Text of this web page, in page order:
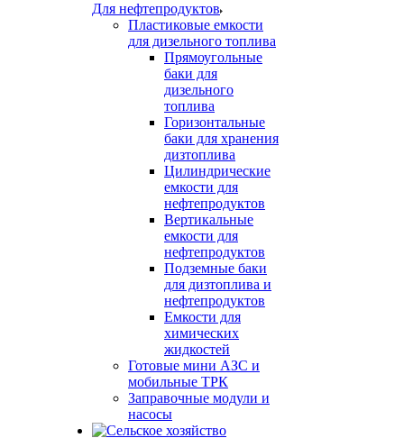
Для нефтепродуктов
Пластиковые емкости
для дизельного топлива
Прямоугольные
баки для
дизельного
топлива
Горизонтальные
баки для хранения
дизтоплива
Цилиндрические
емкости для
нефтепродуктов
Вертикальные
емкости для
нефтепродуктов
Подземные баки
для дизтоплива и
нефтепродуктов
Емкости для
химических
жидкостей
Готовые мини АЗС и
мобильные ТРК
Заправочные модули и
насосы